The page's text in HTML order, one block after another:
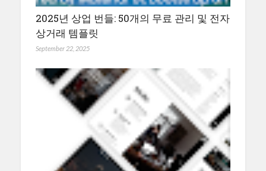
2025년 상업 번들: 50개의 무료 관리 및 전자
상거래 템플릿
September 22, 2025